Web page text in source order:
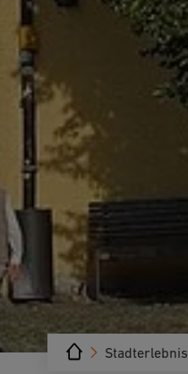
Stadterlebnis